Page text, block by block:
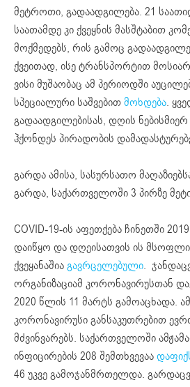
მეტროთი, გადაადგილება. 21
საათამდე კი ქვეყნის მასშტაბით
მოქმედებს, რის გამოც
ქვეითად, ისე ტრანსპორტით
ვისი მუშაობაც ამ პერიოდში
სპეციალური საშვებითმოხდება.
გადაადგილებისას, დღის
ჰქონდეს პირადობის
გარდა ამისა, სასურსათო
გარდა, საქართველოში 3 პირზე
COVID-19-ის აფეთქება ჩინეთში
დაიწყო და დღეისათვის ის
ქვეყანაშიაგავრცელებული.
ორგანიზაციამ კორონავირუსთან
2020 წლის 11 მარტს გამოაცხადა.
კორონავირუსი განსაკუთრებით
მძვინვარებს. საქართველოში
ინფიცირების 208 შემთხვევაა
46 უკვე გამოჯანმრთელდა.